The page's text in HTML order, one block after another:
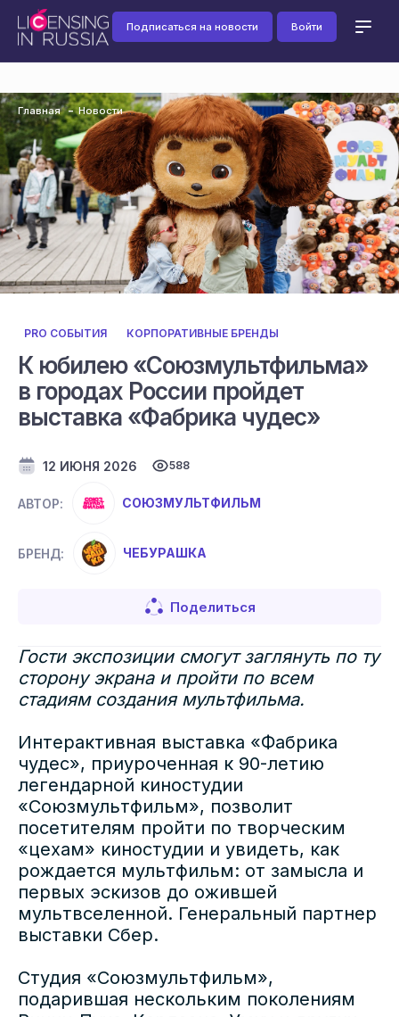
Подписаться на новости Войти
Главная Новости
PRO СОБЫТИЯ КОРПОРАТИВНЫЕ БРЕНДЫ
К юбилею «Союзмультфильма»
в городах России пройдет
выставка «Фабрика чудес»
12 ИЮНЯ 2026 588
АВТОР: СОЮЗМУЛЬТФИЛЬМ
БРЕНД: ЧЕБУРАШКА
Поделиться
Гости экспозиции смогут заглянуть по ту
сторону экрана и пройти по всем
стадиям создания мультфильма.
Интерактивная выставка «Фабрика
чудес», приуроченная к 90-летию
легендарной киностудии
«Союзмультфильм», позволит
посетителям пройти по творческим
«цехам» киностудии и увидеть, как
рождается мультфильм: от замысла и
первых эскизов до ожившей
мультвселенной. Генеральный партнер
выставки Сбер.
Студия «Союзмультфильм»,
подарившая нескольким поколениям